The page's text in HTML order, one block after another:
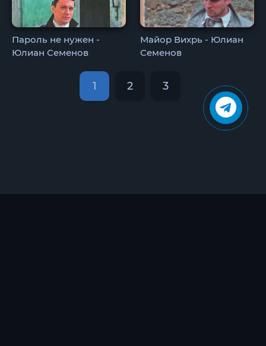
Пароль не нужен -
Юлиан Семенов
Майор Вихрь - Юлиан
Семенов
1 2 3